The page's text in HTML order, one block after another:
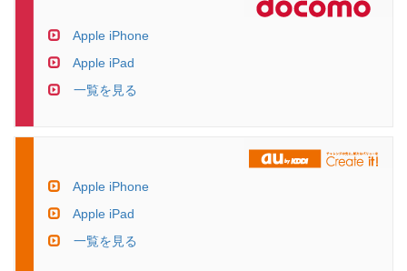
Apple iPhone
Apple iPad
一覧を見る
Apple iPhone
Apple iPad
一覧を見る